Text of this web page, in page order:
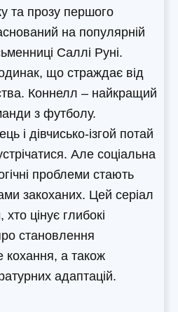
та прозу першого
на популярній
Саллі Руні.
що страждає від
Коннелл – найкращий
з футболу.
і дівчисько-ізгой потай
Але соціальна
проблеми стають
закоханих. Цей серіал
цінує глибокі
становлення
кохання, а також
адаптацій.